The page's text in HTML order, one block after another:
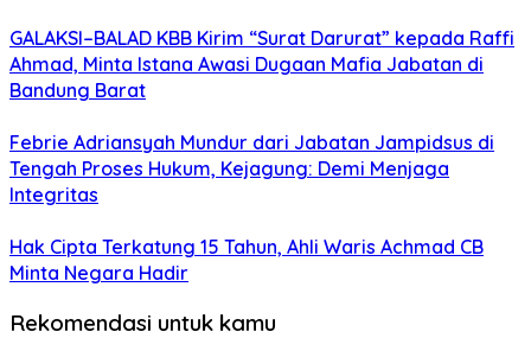
GALAKSI–BALAD KBB Kirim “Surat Darurat” kepada Raffi
Ahmad, Minta Istana Awasi Dugaan Mafia Jabatan di
Bandung Barat
Febrie Adriansyah Mundur dari Jabatan Jampidsus di
Tengah Proses Hukum, Kejagung: Demi Menjaga
Integritas
Hak Cipta Terkatung 15 Tahun, Ahli Waris Achmad CB
Minta Negara Hadir
Rekomendasi untuk kamu